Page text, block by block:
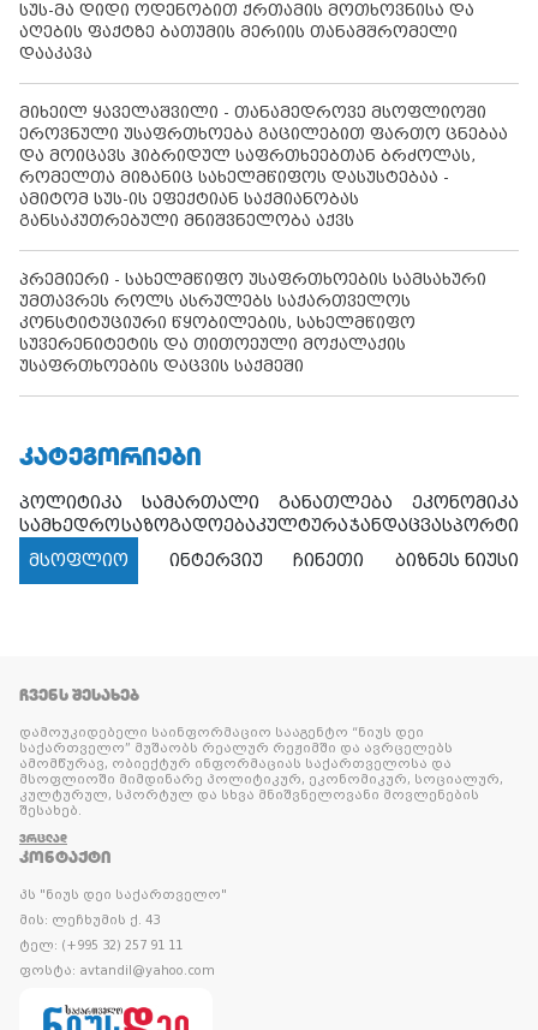
სუს-მა დიდი ოდენობით ქრთამის მოთხოვნისა და
აღების ფაქტზე ბათუმის მერიის თანამშრომელი
დააკავა
მიხეილ ყაველაშვილი - თანამედროვე მსოფლიოში
ეროვნული უსაფრთხოება გაცილებით ფართო ცნებაა
და მოიცავს ჰიბრიდულ საფრთხეებთან ბრძოლას,
რომელთა მიზანიც სახელმწიფოს დასუსტებაა -
ამიტომ სუს-ის ეფექტიან საქმიანობას
განსაკუთრებული მნიშვნელობა აქვს
პრემიერი - სახელმწიფო უსაფრთხოების სამსახური
უმთავრეს როლს ასრულებს საქართველოს
კონსტიტუციური წყობილების, სახელმწიფო
სუვერენიტეტის და თითოეული მოქალაქის
უსაფრთხოების დაცვის საქმეში
ᲙᲐᲢᲔᲒᲝᲠᲘᲔᲑᲘ
პოლიტიკა სამართალი განათლება
ეკონომიკა
სამხედროსაზოგადოებაკულტურაჯანდაცვასპორტი
მსოფლიო
ინტერვიუ ჩინეთი ბიზნეს ნიუსი
ᲩᲕᲔᲜᲡ ᲨᲔᲡᲐᲮᲔᲑ
დამოუკიდებელი საინფორმაციო სააგენტო “ნიუს დეი
საქართველო” მუშაობს რეალურ რეჟიმში და ავრცელებს
ამომწურავ, ობიექტურ ინფორმაციას საქართველოსა და
მსოფლიოში მიმდინარე პოლიტიკურ, ეკონომიკურ, სოციალურ,
კულტურულ, სპორტულ და სხვა მნიშვნელოვანი მოვლენების
შესახებ.
ᲕᲠᲪᲚᲐᲓ
ᲙᲝᲜᲢᲐᲥᲢᲘ
პს "ნიუს დეი საქართველო"
მის: ლეჩხუმის ქ. 43
ტელ: (+995 32) 257 91 11
ფოსტა: avtandil@yahoo.com